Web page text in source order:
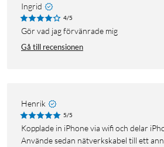
Ingrid
4/5
Gör vad jag förvänrade mig
Gå till recensionen
Henrik
5/5
Kopplade in iPhone via wifi och delar iPhones internet.
Använde sedan nätverkskabel till ett